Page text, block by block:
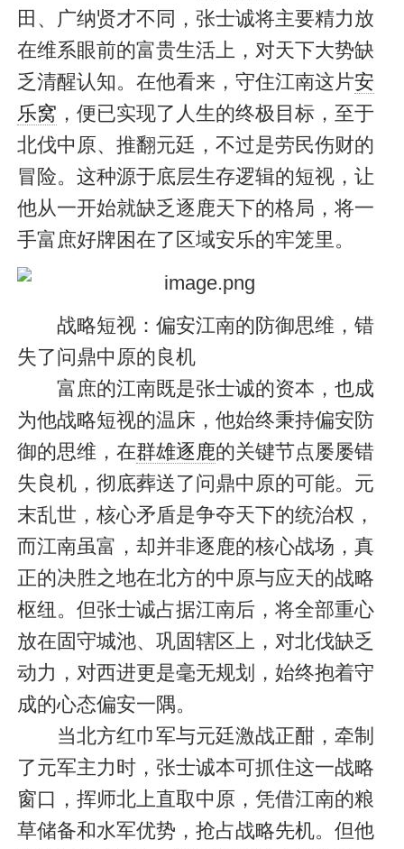
田、广纳贤才不同，张士诚将主要精力放
在维系眼前的富贵生活上，对天下大势缺
乏清醒认知。在他看来，守住江南这片安
乐窝 ，便已实现了人生的终极目标，至于
北伐中原、推翻元廷，不过是劳民伤财的
冒险。这种源于底层生存逻辑的短视，让
他从一开始就缺乏逐鹿天下的格局，将一
手富庶好牌困在了区域安乐的牢笼里。
战略短视：偏安江南的防御思维，错
失了问鼎中原的良机
富庶的江南既是张士诚的资本，也成
为他战略短视的温床，他始终秉持偏安防
御的思维，在群雄逐鹿的关键节点屡屡错
失良机，彻底葬送了问鼎中原的可能。元
末乱世，核心矛盾是争夺天下的统治权，
而江南虽富，却并非逐鹿的核心战场，真
正的决胜之地在北方的中原与应天的战略
枢纽。但张士诚占据江南后，将全部重心
放在固守城池、巩固辖区上，对北伐缺乏
动力，对西进更是毫无规划，始终抱着守
成的心态偏安一隅。
当北方红巾军与元廷激战正酣，牵制
了元军主力时，张士诚本可抓住这一战略
窗口，挥师北上直取中原，凭借江南的粮
草储备和水军优势，抢占战略先机。但他